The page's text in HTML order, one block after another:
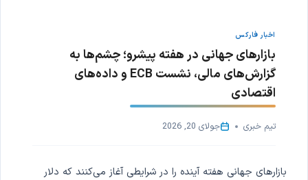
اخبار فارکس
بازارهای جهانی در هفته پیشرو؛ چشم‌ها به
گزارش‌های مالی، نشست ECB و داده‌های
اقتصادی
تیم خبری جولای 20, 2026
بازارهای جهانی هفته آینده را در شرایطی آغاز می‌کنند که دلار